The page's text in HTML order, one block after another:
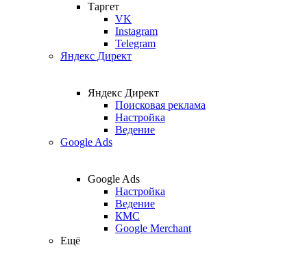
Таргет
VK
Instagram
Telegram
Яндекс Директ
Яндекс Директ
Поисковая реклама
Настройка
Ведение
Google Ads
Google Ads
Настройка
Ведение
КМС
Google Merchant
Ещё